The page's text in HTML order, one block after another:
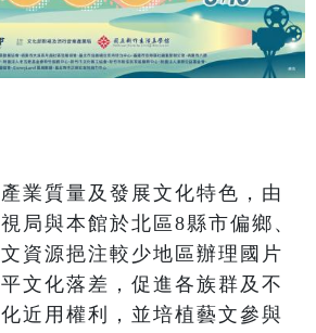
業質量及發展文化特色，由
局與本館於北區8縣市偏鄉、
資源挹注較少地區辦理國片
文化落差，促進各族群及不
近用權利，並培植藝文參與